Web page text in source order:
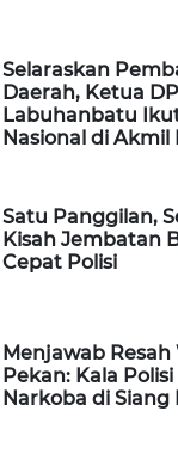
Selaraskan
Daerah, Ketua
Labuhanbatu
Nasional di Akmil
Satu Panggilan,
Kisah Jembatan
Cepat Polisi
Menjawab
Pekan: Kala
Narkoba di Siang